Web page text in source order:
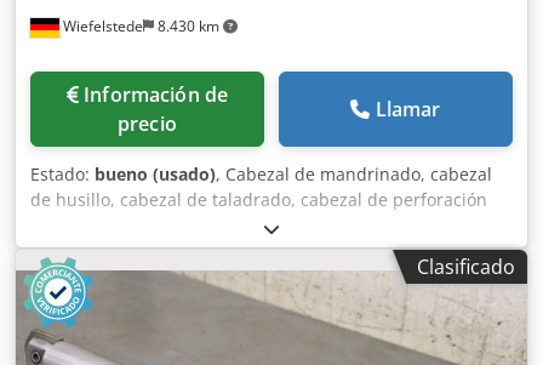
Wiefelstede 8.430 km
Información de
precio
Llamar
Estado: bueno (usado), Cabezal de mandrinado, cabezal
de husillo, cabezal de taladrado, cabezal de perforación
con guía, cabezal de perforación, cabezal de taladrado con
husillo, cabezal de perforación, herramienta de husillo. -
Cabezal de husillo: herramienta de husillo para
taladradora de mesa, taladradora para placas; inclinación
ajustable. -Recorrido: 225 mm Dsdpfxskkzx Tj Algewa -Eje:
Ø 50 mm -Dimensiones: 330/170/A415 mm -Peso: 48 kg
Clasificado